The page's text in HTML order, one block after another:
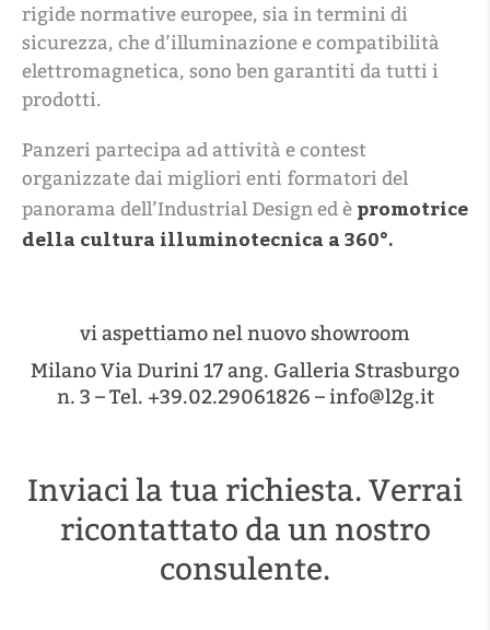
rigide normative europee, sia in termini di
sicurezza, che d’illuminazione e compatibilità
elettromagnetica, sono ben garantiti da tutti i
prodotti.
Panzeri partecipa ad attività e contest
organizzate dai migliori enti formatori del
panorama dell’Industrial Design ed è promotrice
della cultura illuminotecnica a 360°.
vi aspettiamo nel nuovo showroom
Milano Via Durini 17 ang. Galleria Strasburgo
n. 3 – Tel. +39.02.29061826 – info@l2g.it
Inviaci la tua richiesta. Verrai
ricontattato da un nostro
consulente.